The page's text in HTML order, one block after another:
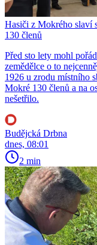
Hasiči z Mokrého slaví
130 členů
Před sto lety mohl
zemědělce o to
1926 u zrodu místního
Mokré 130 členů a na
nešetřilo.
Budějcká Drbna
dnes, 08:01
2 min